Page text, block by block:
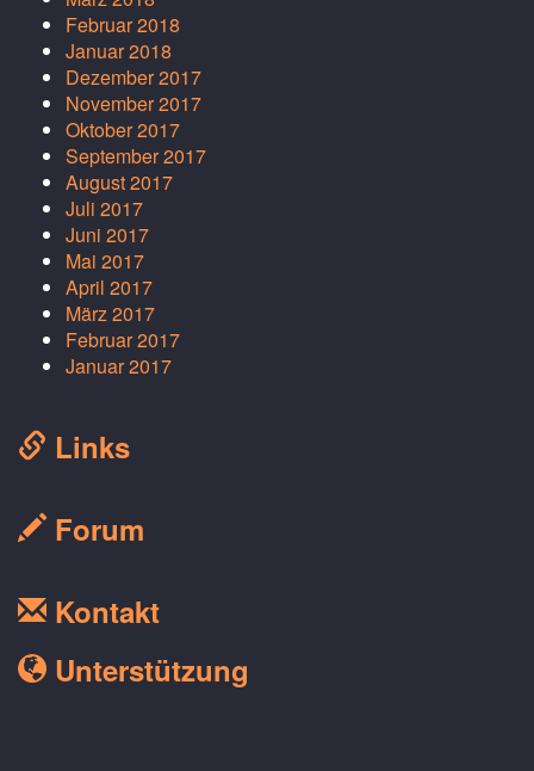
Februar 2018
Januar 2018
Dezember 2017
November 2017
Oktober 2017
September 2017
August 2017
Juli 2017
Juni 2017
Mai 2017
April 2017
März 2017
Februar 2017
Januar 2017
Links
Forum
Kontakt
Unterstützung